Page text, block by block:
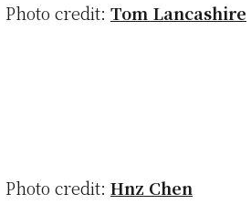
Photo credit: Tom Lancashire
Photo credit: Hnz Chen